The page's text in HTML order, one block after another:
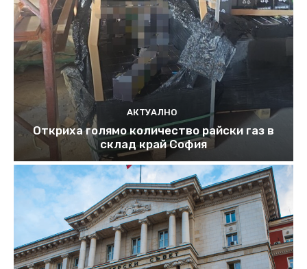
АКТУАЛНО
Откриха голямо количество райски газ в
склад край София